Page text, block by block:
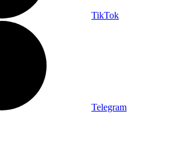
TikTok
Telegram